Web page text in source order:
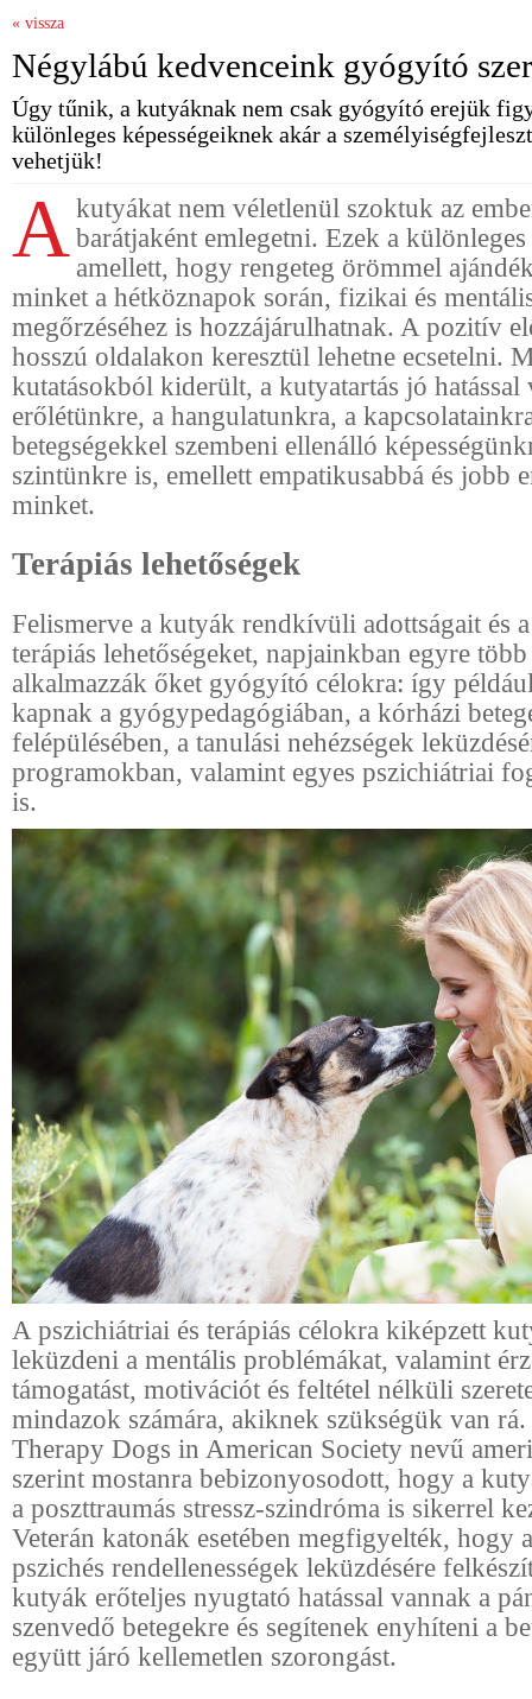
« vissza
Négylábú kedvenceink gyógyító
Úgy tűnik, a kutyáknak nem csak gyógyító erejük
különleges képességeiknek akár a
vehetjük!
Akutyákat nem véletlenül szoktuk az
barátjaként emlegetni. Ezek a
amellett, hogy rengeteg örömmel
minket a hétköznapok során, fizikai és
megőrzéséhez is hozzájárulhatnak. A pozitív
hosszú oldalakon keresztül lehetne ecsetelni.
kutatásokból kiderült, a kutyatartás jó hatással
erőlétünkre, a hangulatunkra, a
betegségekkel szembeni ellenálló
szintünkre is, emellett empatikusabbá és jobb
minket.
Terápiás lehetőségek
Felismerve a kutyák rendkívüli adottságait és
terápiás lehetőségeket, napjainkban egyre
alkalmazzák őket gyógyító célokra: így
kapnak a gyógypedagógiában, a kórházi
felépülésében, a tanulási nehézségek
programokban, valamint egyes pszichiátriai
is.
A pszichiátriai és terápiás célokra kiképzett
leküzdeni a mentális problémákat, valamint
támogatást, motivációt és feltétel nélküli
mindazok számára, akiknek szükségük van
Therapy Dogs in American Society nevű
szerint mostanra bebizonyosodott, hogy a
a poszttraumás stressz-szindróma is sikerrel
Veterán katonák esetében megfigyelték, hogy
pszichés rendellenességek leküzdésére
kutyák erőteljes nyugtató hatással vannak a
szenvedő betegekre és segítenek enyhíteni a
együtt járó kellemetlen szorongást.